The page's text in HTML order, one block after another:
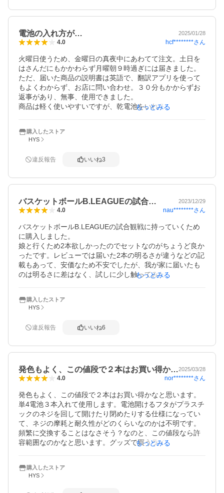
僕は5人組バンドを応援するために買いましたが、5人のカ
ただ、他の色が不要なので、ボタン操作が忙しそうなのが
当日心配かなと言う印象。
総評として、素晴らしいの一言に尽きる商品です。
有明アリーナで実践デビューしてきます！
電池の入れ方が… 2025/01/28
4.0 hcf********さん
火曜日使うため、金曜日の真夜中にあわてて注文。土日を
はさんだにもかかわらず月曜朝９時過ぎには届きました。
ただ、届いた商品の説明書は英語で、翻訳アプリを使って
もよくわからず、お店に問い合わせ。３０分もかからずお
返事があり、無事、使用できました。
商品は軽く使いやすいですが、乾電池をいれる際、コイン
商品を購入する際、商品の説明をよく読めばわかったこと
だし、慌てて注文した私も悪かったと思います。大きく振
が、電池の出し入れが面倒ということて、星4つにしまし
お店のかたの対応はとても良いと思います。
もっとみる
購入したストア
HYS
違反報告 いいね3
バスケットボールB.LEAGUEの試合… 2023/12/29
4.0 nau********さん
バスケットボールB.LEAGUEの試合観戦に持っていくため
に購入しました。
娘と行くため2本欲しかったのでセットなのがちょうど良か
ったです。レビューでは届いた2本の明るさが違うなどの記
載もあって、安価なため不安でしたが、我が家に届いたも
のは明るさに差はなく、試しに少し触ってみただけです
用するものでもないので、十分だと思います。
まだお試しでの使用のみですが今の所は概ね良さそうなの
もっとみる
購入したストア
HYS
違反報告 いいね6
発色もよく、この値段で２本はお買い得か…2025/03/28
4.0 nor********さん
発色もよく、この値段で２本はお買い得かなと思います。
単4電池３本入れて使用します。電池開けるフタがプラスチ
ックのネジを回して開けたり閉めたりする仕様になってい
て、ネジの摩耗と耐久性がどのくらいなのかは不明です。
頻繁に交換することはなさそう？なのと、この値段なら許
容範囲なのかなと思います。グッズで買うライトと変わら
もっとみる
購入したストア
HYS